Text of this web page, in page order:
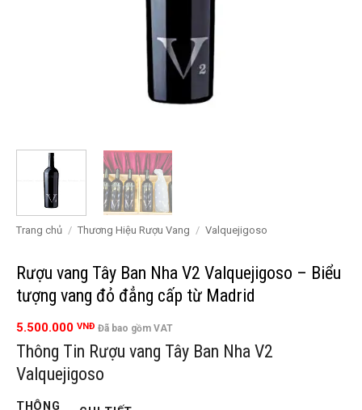
Trang chủ / Thương Hiệu Rượu Vang / Valquejigoso
Rượu vang Tây Ban Nha V2 Valquejigoso – Biểu
tượng vang đỏ đẳng cấp từ Madrid
5.500.000 VNĐ Đã bao gồm VAT
Thông Tin Rượu vang Tây Ban Nha V2
Valquejigoso
THÔNG